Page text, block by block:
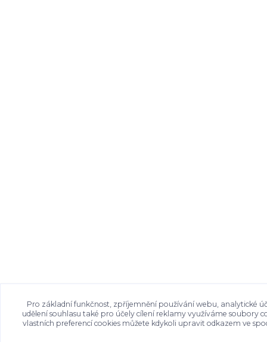
Pro základní funkčnost, zpříjemnění používání webu, analytické
udělení souhlasu také pro účely cílení reklamy využíváme soubory
vlastních preferencí cookies můžete kdykoli upravit odkazem ve